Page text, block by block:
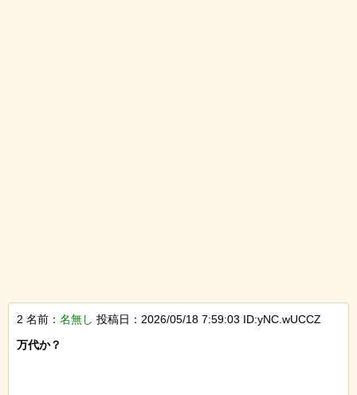
2 名前： 名無し 投稿日：2026/05/18 7:59:03 ID:yNC.wUCCZ
万代か？